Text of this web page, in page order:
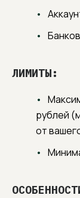
ЛИМИТЫ:
рублей
от
знаний материалов,